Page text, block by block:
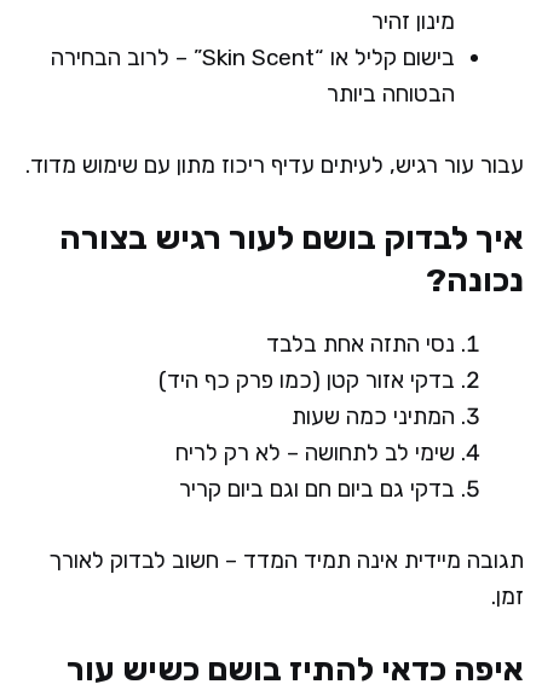
מינון זהיר
בישום קליל או “Skin Scent” – לרוב הבחירה
הבטוחה ביותר
עבור עור רגיש, לעיתים עדיף ריכוז מתון עם שימוש מדוד.
איך לבדוק בושם לעור רגיש בצורה
נכונה?
נסי התזה אחת בלבד
בדקי אזור קטן (כמו פרק כף היד)
המתיני כמה שעות
שימי לב לתחושה – לא רק לריח
בדקי גם ביום חם וגם ביום קריר
תגובה מיידית אינה תמיד המדד – חשוב לבדוק לאורך
זמן.
איפה כדאי להתיז בושם כשיש עור